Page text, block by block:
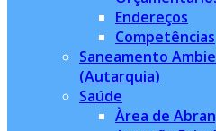
Endereços
Competências
Saneamento
(Autarquia)
Saúde
Àrea de